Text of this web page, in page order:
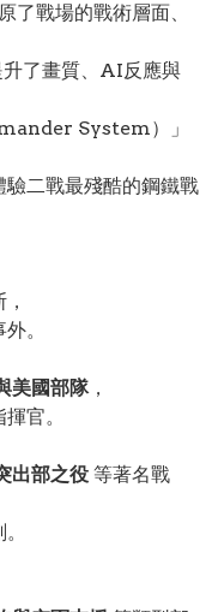
了戰場的戰術層面、
升了畫質、AI反應與
System）」
二戰最殘酷的鋼鐵戰
。
美國部隊，
官。
出部之役 等著名戰